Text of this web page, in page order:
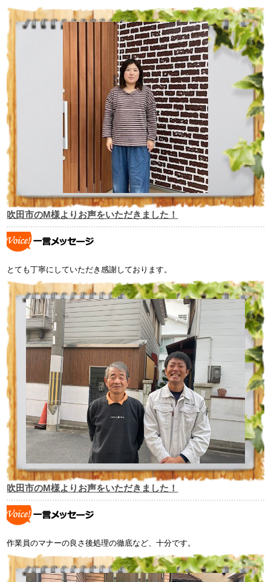
吹田市のM様よりお声をいただきました！
とても丁寧にしていただき感謝しております。
吹田市のM様よりお声をいただきました！
作業員のマナーの良さ後処理の徹底など、十分です。